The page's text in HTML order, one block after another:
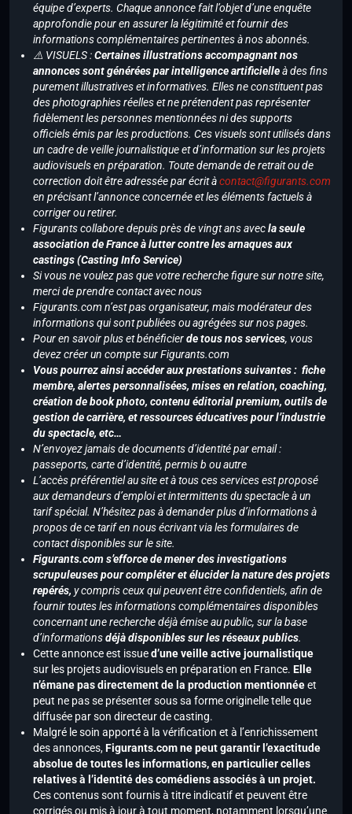
équipe d’experts. Chaque annonce fait l’objet d’une enquête
approfondie pour en assurer la légitimité et fournir des
informations complémentaires pertinentes à nos abonnés.
⚠️ VISUELS :Certaines illustrations accompagnant nos
annonces sont générées par intelligence artificielleà des fins
purement illustratives et informatives. Elles ne constituent pas
des photographies réelles et ne prétendent pas représenter
fidèlement les personnes mentionnées ni des supports
officiels émis par les productions. Ces visuels sont utilisés dans
un cadre de veille journalistique et d’information sur les projets
audiovisuels en préparation. Toute demande de retrait ou de
correction doit être adressée par écrit àcontact@figurants.com
en précisant l’annonce concernée et les éléments factuels à
corriger ou retirer.
Figurants collabore depuis près de vingt ans avecla seule
association de France à lutter contre les arnaques aux
castings (Casting Info Service)
Si vous ne voulez pas que votre recherche figure sur notre site,
merci de prendre contact avec nous
Figurants.com n’est pas organisateur, mais modérateur des
informations qui sont publiées ou agrégées sur nos pages.
Pour en savoir plus et bénéficierde tous nos services, vous
devez créer un compte sur Figurants.com
Vous pourrez ainsi accéder aux prestations suivantes : fiche
membre, alertes personnalisées, mises en relation, coaching,
création de book photo, contenu éditorial premium, outils de
gestion de carrière, et ressources éducatives pour l’industrie
du spectacle, etc…
N’envoyez jamais de documents d’identité par email :
passeports, carte d’identité, permis b ou autre
L’accès préférentiel au site et à tous ces services est proposé
aux demandeurs d’emploi et intermittents du spectacle à un
tarif spécial. N’hésitez pas à demander plus d’informations à
propos de ce tarif en nous écrivant via les formulaires de
contact disponibles sur le site.
Figurants.com s’efforce de mener des investigations
scrupuleuses pour compléter et élucider la nature des projets
repérés, y compris ceux qui peuvent être confidentiels, afin de
fournir toutes les informations complémentaires disponibles
concernant une recherche déjà émise au public, sur la base
d’informationsdéjà disponibles sur les réseaux publics.
Cette annonce est issued’une veille active journalistique
sur les projets audiovisuels en préparation en France. Elle
n’émane pas directement de la production mentionnéeet
peut ne pas se présenter sous sa forme originelle telle que
diffusée par son directeur de casting.
Malgré le soin apporté à la vérification et à l’enrichissement
des annonces,Figurants.com ne peut garantir l’exactitude
absolue de toutes les informations, en particulier celles
relatives à l’identité des comédiens associés à un projet.
Ces contenus sont fournis à titre indicatif et peuvent être
corrigés ou mis à jour à tout moment, notamment lorsqu’une